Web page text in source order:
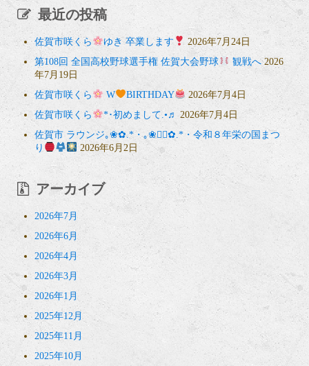
最近の投稿
佐賀市咲くら ゆき 卒業します
2026年7月24日
第108回 全国高校野球選手権 佐賀大会野球
観戦へ 2026
年7月19日
佐賀市咲くら
W BIRTHDAY
2026年7月4日
佐賀市咲くら
*･初めまして.•♬
2026年7月4日
佐賀市 ラウンジ｡❀✿.*・｡❀❁⃘✿.*・令和８年栄の国まつ
り
2026年6月2日
アーカイブ
2026年7月
2026年6月
2026年4月
2026年3月
2026年1月
2025年12月
2025年11月
2025年10月